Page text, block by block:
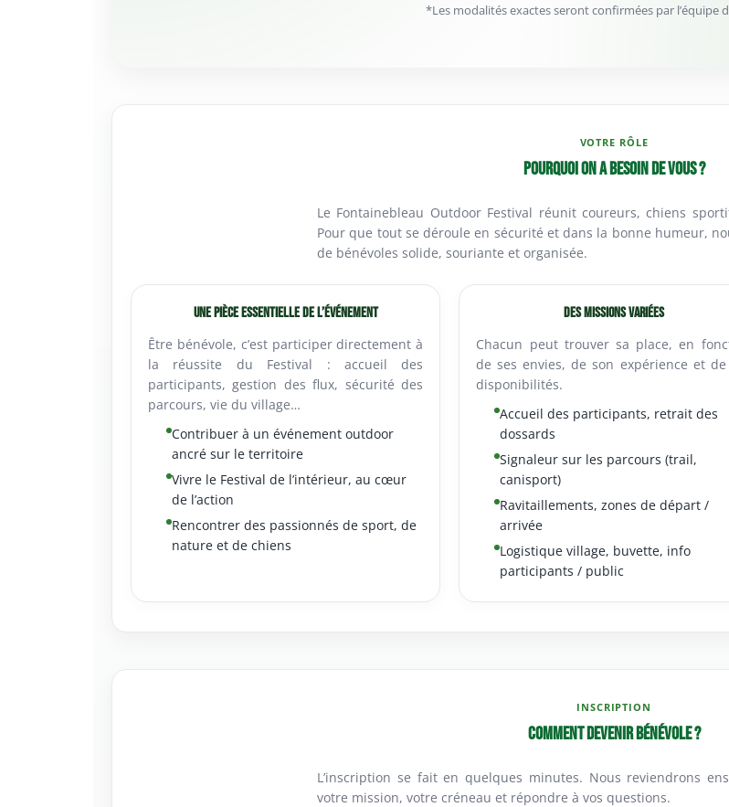
*Les modalités exactes seront confirmées par l’équipe
VOTRE RÔLE
Pourquoi on a besoin de vous ?
Le Fontainebleau Outdoor Festival réunit coureurs, chiens
Pour que tout se déroule en sécurité et dans la bonne humeur,
de bénévoles solide, souriante et organisée.
Une pièce essentielle de l’événement
Être bénévole, c’est participer directement à
la réussite du Festival : accueil des
participants, gestion des flux, sécurité des
parcours, vie du village…
Contribuer à un événement outdoor
ancré sur le territoire
Vivre le Festival de l’intérieur, au cœur
de l’action
Rencontrer des passionnés de sport, de
nature et de chiens
Des missions variées
Chacun peut trouver sa place, en
de ses envies, de son expérience et de
disponibilités.
Accueil des participants, retrait des
dossards
Signaleur sur les parcours (trail,
canisport)
Ravitaillements, zones de départ /
arrivée
Logistique village, buvette, info
participants / public
INSCRIPTION
Comment devenir bénévole ?
L’inscription se fait en quelques minutes. Nous reviendrons
votre mission, votre créneau et répondre à vos questions.